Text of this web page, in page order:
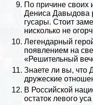
По причине своих
Дениса Давыдова
гусары. Стоит
нисколько не
Легендарный
появлением на
«Решительный
Знаете ли вы, что
дружеские
В Российской
остаток левого